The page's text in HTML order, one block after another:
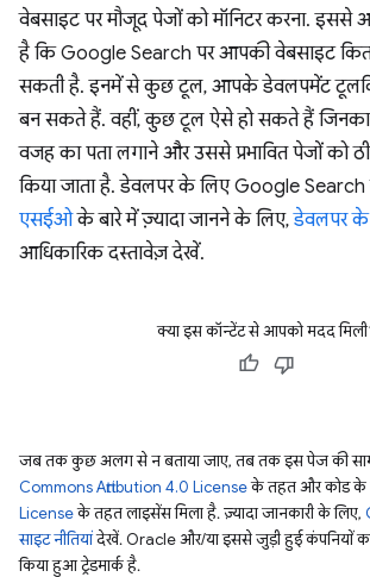
वेबसाइट पर मौजूद पेजों को मॉनिटर करना. इससे
है कि Google Search पर आपकी वेबसाइट
सकती है. इनमें से कुछ टूल, आपके डेवलपमेंट
बन सकते हैं. वहीं, कुछ टूल ऐसे हो सकते हैं जिनका
वजह का पता लगाने और उससे प्रभावित पेजों को
किया जाता है. डेवलपर के लिए Google Search
एसईओके बारे में ज़्यादा जानने के लिए,डेवलपर के
आधिकारिक दस्तावेज़ देखें.
क्या इस कॉन्टेंट से आपको मदद
जब तक कुछ अलग से न बताया जाए, तब तक इस पेज की
Commons Attribution 4.0 Licenseके तहत और कोड के
Licenseके तहत लाइसेंस मिला है. ज़्यादा जानकारी के लिए,
साइट नीतियांदेखें. Oracle और/या इससे जुड़ी हुई कंपनियों
किया हुआ ट्रेडमार्क है.